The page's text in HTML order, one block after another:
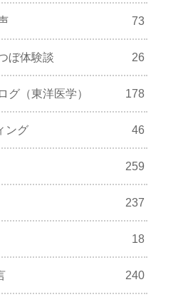
73
ぼ体験談 26
グ（東洋医学） 178
ング 46
259
237
18
240